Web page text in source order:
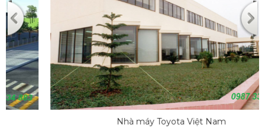
Nhà máy Toyota Việt Nam